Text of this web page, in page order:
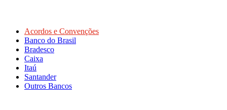
Acordos e Convenções
Banco do Brasil
Bradesco
Caixa
Itaú
Santander
Outros Bancos